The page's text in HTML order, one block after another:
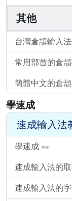
其他
台灣倉頡輸入
常用部首的倉
簡體中文的倉
學速成
速成輸入法
學速成 7570
速成輸入法的取
速成輸入法的